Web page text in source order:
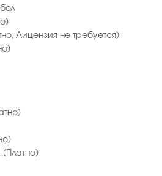
Лицензия не требуется)
(Платно)